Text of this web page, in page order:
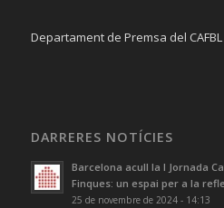
Departament de Premsa del CAFBL
DARRERES NOTÍCIES
Barcelona acull la I Jornada
Finques: un espai per a la
25 de novembre de 2024 - 14:13